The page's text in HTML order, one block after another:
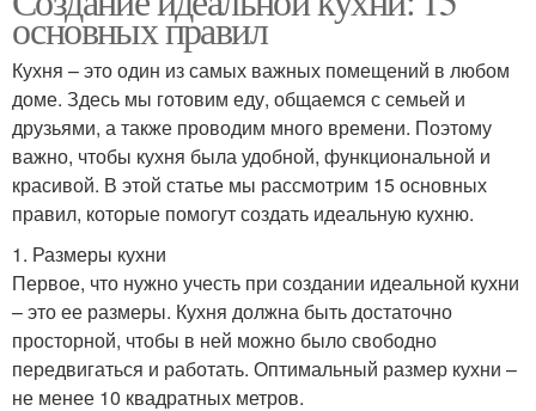
основных правил
Кухня – это один из самых важных помещений в любом
доме. Здесь мы готовим еду, общаемся с семьей и
друзьями, а также проводим много времени. Поэтому
важно, чтобы кухня была удобной, функциональной и
красивой. В этой статье мы рассмотрим 15 основных
правил, которые помогут создать идеальную кухню.
1. Размеры кухни
Первое, что нужно учесть при создании идеальной кухни
– это ее размеры. Кухня должна быть достаточно
просторной, чтобы в ней можно было свободно
передвигаться и работать. Оптимальный размер кухни –
не менее 10 квадратных метров.